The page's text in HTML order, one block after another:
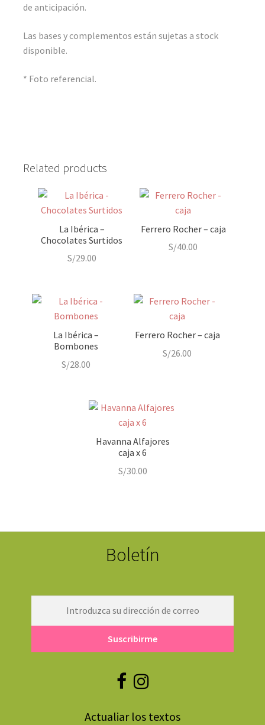
de anticipación.
Las bases y complementos están sujetas a stock
disponible.
* Foto referencial.
Related products
La Ibérica –
Chocolates Surtidos
S/29.00
Ferrero Rocher – caja
S/40.00
La Ibérica –
Bombones
S/28.00
Ferrero Rocher – caja
S/26.00
Havanna Alfajores
caja x 6
S/30.00
Boletín
Actualiar los textos